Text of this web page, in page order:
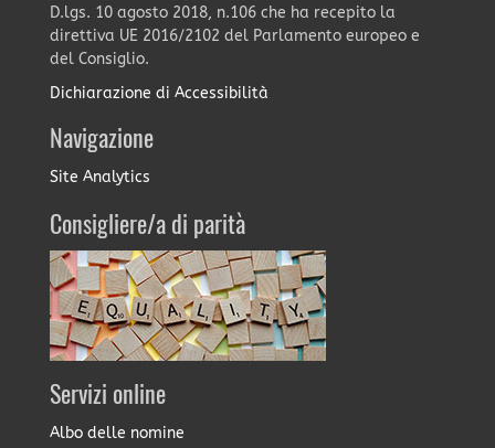
D.lgs. 10 agosto 2018, n.106 che ha recepito la
direttiva UE 2016/2102 del Parlamento europeo e
del Consiglio.
Dichiarazione di Accessibilità
Navigazione
Site Analytics
Consigliere/a di parità
Servizi online
Albo delle nomine